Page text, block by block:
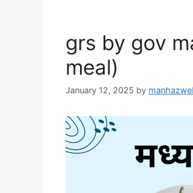
o
r
i
e
s
grs by gov
meal)
January 12, 2025 by